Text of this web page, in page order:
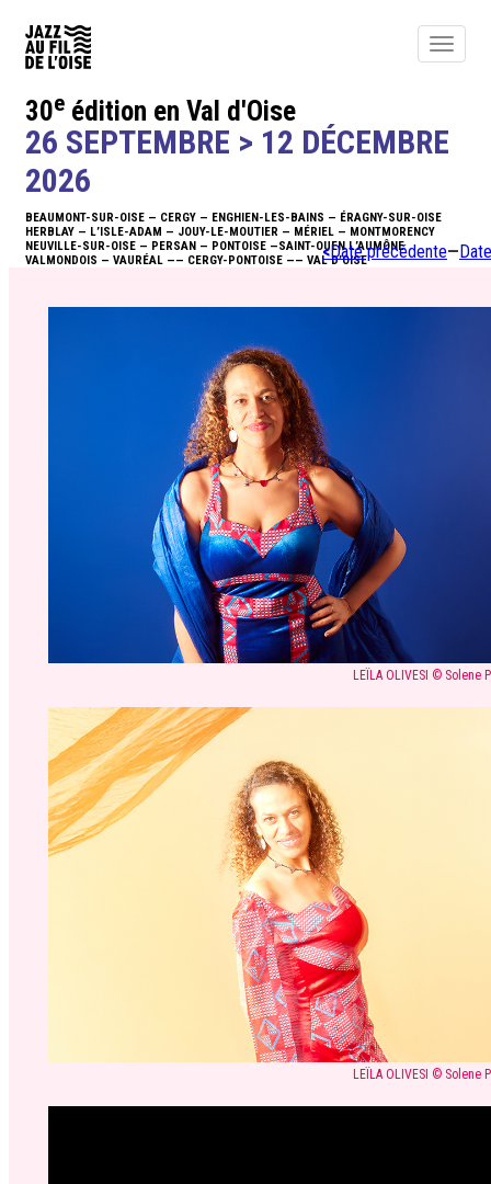
Toggle
ACTUALITÉS
ÉDITO
PROGRAMME
30e édition en Val d'Oise
26 SEPTEMBRE > 12 DÉCEMBRE
2026
BEAUMONT-SUR-OISE — CERGY — ENGHIEN-LES-BAINS — ÉRAGNY-SUR-OISE
HERBLAY — L’ISLE-ADAM — JOUY-LE-MOUTIER — MÉRIEL — MONTMORENCY
NEUVILLE-SUR-OISE — PERSAN — PONTOISE —SAINT-OUEN L’AUMÔNE
VALMONDOIS — VAURÉAL —— CERGY-PONTOISE —— VAL D’OISE
<Date précédente—
LEÏLA OLIVESI © Solene
LEÏLA OLIVESI © Solene